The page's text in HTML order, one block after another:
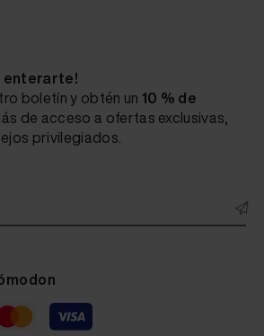
enterarte!
boletín y obtén un 10 % de
de acceso a ofertas exclusivas,
privilegiados.